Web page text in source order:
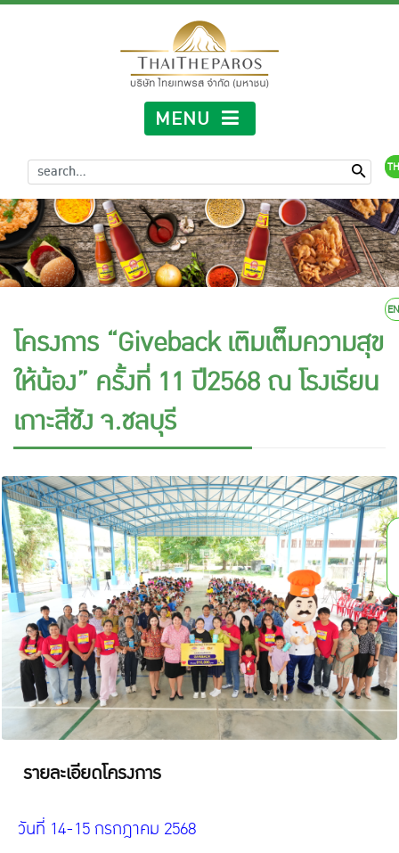
MENU
TH
EN
โครงการ “Giveback เติมเต็มความสุข
ให้น้อง” ครั้งที่ 11 ปี2568 ณ โรงเรียน
เกาะสีชัง จ.ชลบุรี
รายละเอียดโครงการ
วันที่ 14-15 กรกฎาคม 2568